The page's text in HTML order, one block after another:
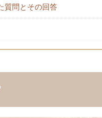
質問とその回答